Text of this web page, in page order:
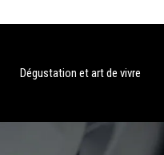
Dégustation et art de vivre